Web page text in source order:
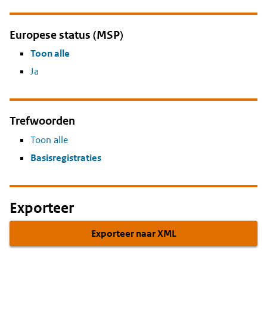
Europese status (MSP)
Toon alle
Ja
Trefwoorden
Toon alle
Basisregistraties
Exporteer
Exporteer naar XML